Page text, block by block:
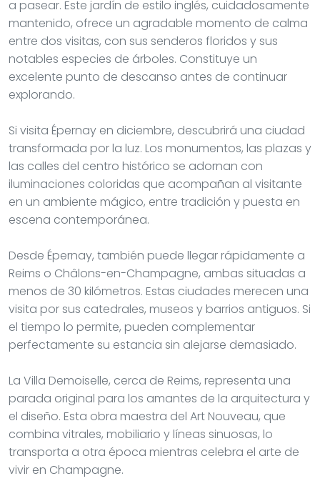
a pasear. Este jardín de estilo inglés, cuidadosamente
mantenido, ofrece un agradable momento de calma
entre dos visitas, con sus senderos floridos y sus
notables especies de árboles. Constituye un
excelente punto de descanso antes de continuar
explorando.
Si visita Épernay en diciembre, descubrirá una ciudad
transformada por la luz. Los monumentos, las plazas y
las calles del centro histórico se adornan con
iluminaciones coloridas que acompañan al visitante
en un ambiente mágico, entre tradición y puesta en
escena contemporánea.
Desde Épernay, también puede llegar rápidamente a
Reims o Châlons-en-Champagne, ambas situadas a
menos de 30 kilómetros. Estas ciudades merecen una
visita por sus catedrales, museos y barrios antiguos. Si
el tiempo lo permite, pueden complementar
perfectamente su estancia sin alejarse demasiado.
La Villa Demoiselle, cerca de Reims, representa una
parada original para los amantes de la arquitectura y
el diseño. Esta obra maestra del Art Nouveau, que
combina vitrales, mobiliario y líneas sinuosas, lo
transporta a otra época mientras celebra el arte de
vivir en Champagne.